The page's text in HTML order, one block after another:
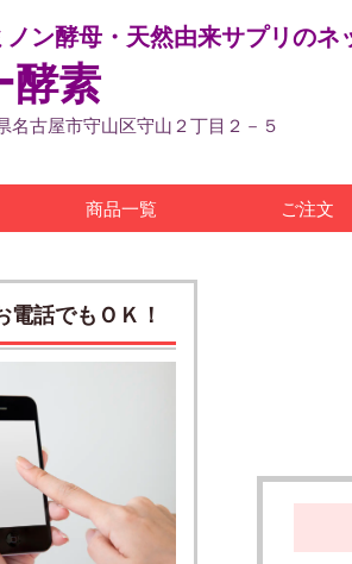
ン酵母・天然由来サプリのネ
酵素
古屋市守山区守山２丁目２－５
商品一覧 ご注文
電話でもＯＫ！